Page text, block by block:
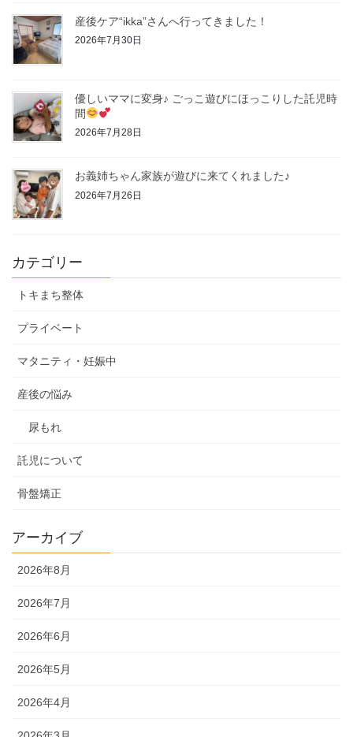
産後ケア“ikka”さんへ行ってきました！
2026年7月30日
優しいママに変身♪ ごっこ遊びにほっこりした託児時
間
2026年7月28日
お義姉ちゃん家族が遊びに来てくれました♪
2026年7月26日
カテゴリー
トキまち整体
プライベート
マタニティ・妊娠中
産後の悩み
尿もれ
託児について
骨盤矯正
アーカイブ
2026年8月
2026年7月
2026年6月
2026年5月
2026年4月